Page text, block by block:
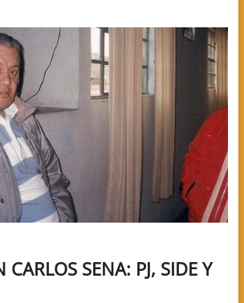
CARLOS SENA: PJ, SIDE Y